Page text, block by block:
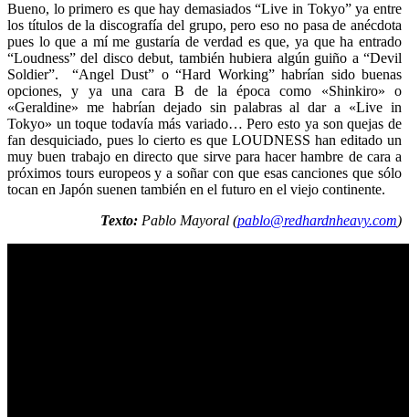
Bueno, lo primero es que hay demasiados “Live in Tokyo” ya entre
los títulos de la discografía del grupo, pero eso no pasa de anécdota
pues lo que a mí me gustaría de verdad es que, ya que ha entrado
“Loudness” del disco debut, también hubiera algún guiño a “Devil
Soldier”. “Angel Dust” o “Hard Working” habrían sido buenas
opciones, y ya una cara B de la época como «Shinkiro» o
«Geraldine» me habrían dejado sin palabras al dar a «Live in
Tokyo» un toque todavía más variado… Pero esto ya son quejas de
fan desquiciado, pues lo cierto es que LOUDNESS han editado un
muy buen trabajo en directo que sirve para hacer hambre de cara a
próximos tours europeos y a soñar con que esas canciones que sólo
tocan en Japón suenen también en el futuro en el viejo continente.
Texto: Pablo Mayoral (pablo@redhardnheavy.com)